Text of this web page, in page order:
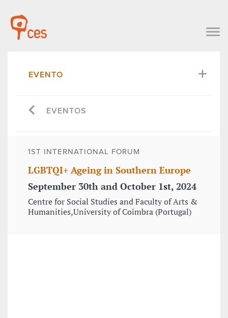
EVENTO
EVENTOS
1ST INTERNATIONAL FORUM
LGBTQI+ Ageing in Southern Europe
September 30th and October 1st, 2024
Centre for Social Studies and Faculty of Arts &
Humanities,University of Coimbra (Portugal)